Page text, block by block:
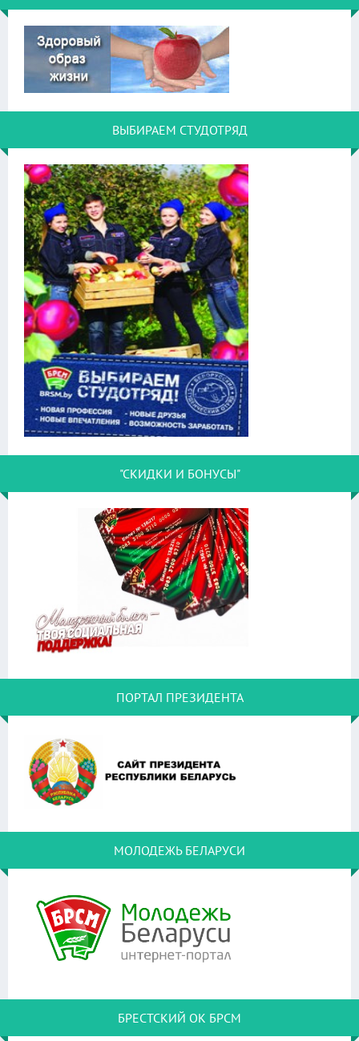
ВЫБИРАЕМ СТУДОТРЯД
"СКИДКИ И БОНУСЫ"
ПОРТАЛ ПРЕЗИДЕНТА
МОЛОДЕЖЬ БЕЛАРУСИ
БРЕСТСКИЙ ОК БРСМ